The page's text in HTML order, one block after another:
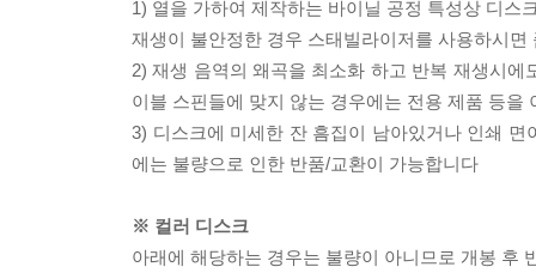
1) 열을 가하여 제작하는 바이닐 공정 특성상 디스
재생이 불안정한 경우 스태빌라이저를 사용하시
2) 재생 음역의 왜곡을 최소화 하고 반복 재생시
이블 스핀들에 맞지 않는 경우에는 전용 제품 등
3) 디스크에 미세한 잔 흠집이 남아있거나 인쇄
에는 불량으로 인한 반품/교환이 가능합니다
※ 컬러 디스크
아래에 해당하는 경우는 불량이 아니므로 개봉 후